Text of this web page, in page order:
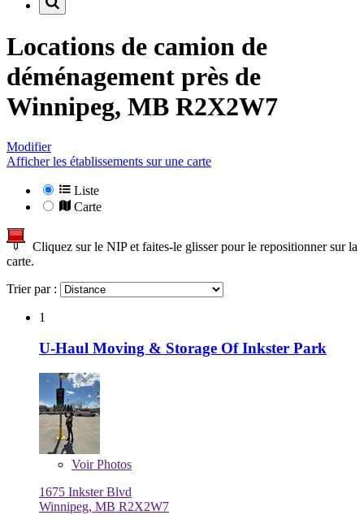
Locations de camion de
déménagement près de
Winnipeg, MB R2X2W7
Modifier
Afficher les établissements sur une carte
Liste
Carte
Cliquez sur le NIP et faites-le glisser pour le repositionner sur la
carte.
Trier par :
1
U-Haul Moving & Storage Of Inkster Park
VoirPhotos
1675 Inkster Blvd
Winnipeg, MB R2X2W7